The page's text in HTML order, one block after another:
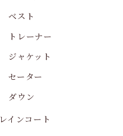
ベスト
トレーナー
ジャケット
セーター
ダウン
レインコート